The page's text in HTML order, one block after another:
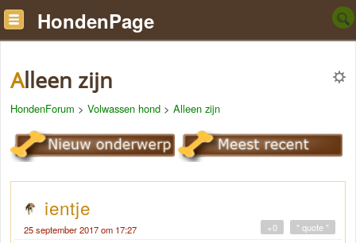
HondenPage
Alleen zijn
HondenForum > Volwassen hond > Alleen zijn
ientje
25 september 2017 om 17:27 " quote "
+0